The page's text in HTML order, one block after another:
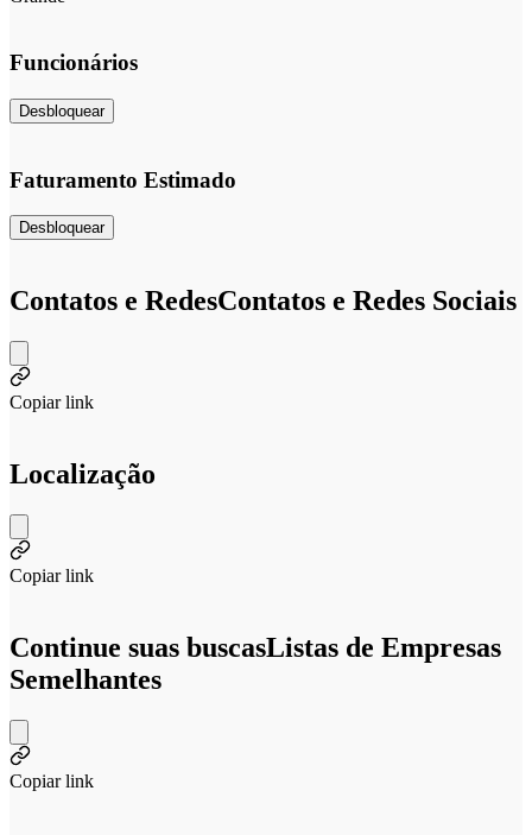
Funcionários
Desbloquear
Faturamento Estimado
Desbloquear
Contatos e RedesContatos e Redes Sociais
Copiar link
Localização
Copiar link
Continue suas buscasListas de Empresas
Semelhantes
Copiar link